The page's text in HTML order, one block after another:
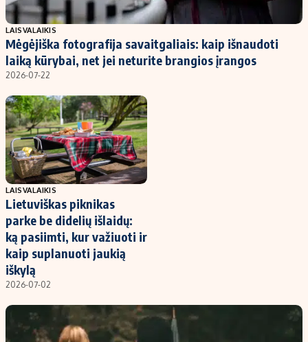
Populiarios temos
Investavimas
Akcijų rinka
Saulės elektrinės
Kriptovaliutos
Infliacija
Migracija
Titulinis
Nedarbo išmokos skaičiuoklė
Redakcija
Apie mus
Redakcijos politika
Privatumo politika
Turinio žymėjimo taisyklės
Kontaktai
Regionų naujienos
LAISVALAIKIS
Mėgėjiška fotografija savaitgaliais: kaip išnaudoti
laiką kūrybai, net jei neturite brangios įrangos
2026-07-22
LAISVALAIKIS
Lietuviškas piknikas
parke be didelių išlaidų:
ką pasiimti, kur važiuoti ir
kaip suplanuoti jaukią
iškylą
2026-07-02